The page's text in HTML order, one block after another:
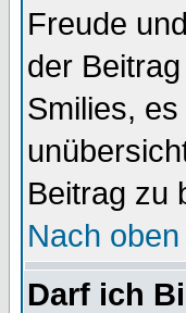
Freude
der
Smilies,
Beitrag zu
Nach oben
Darf ich